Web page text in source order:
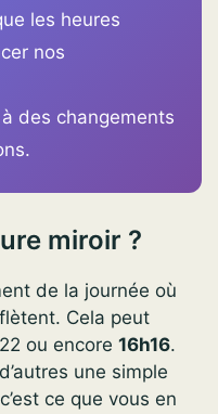
les heures
nos
des changements
miroir ?
de la journée où
Cela peut
ou encore 16h16.
une simple
ce que vous en